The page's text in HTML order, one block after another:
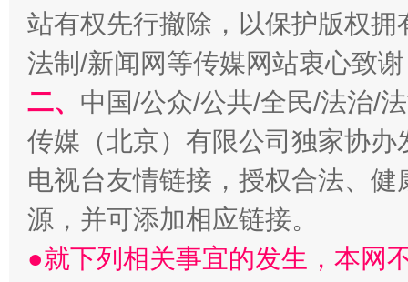
揭开“小金库”的免责幌子
站有权先行撤除，以保护版权
法制/新闻网等传媒网站衷心致
二、 中国/公众/公共/全民/法治/
传媒（北京）有限公司独家协
电视台友情链接，授权合法、
源，并可添加相应链接。
●就下列相关事宜的发生，本网